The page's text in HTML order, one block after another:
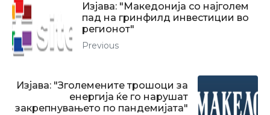
Изјава: "Македонија со најголем
пад на гринфилд инвестиции во
регионот"
Previous
Изјава: "Зголемените трошоци за
енергија ќе го нарушат
закрепнувањето по пандемијата"